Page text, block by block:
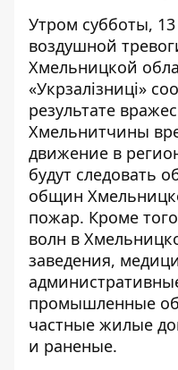
Утром субботы,
воздушной
Хмельницкой
«Укрзалізниці»
результате
Хмельнитчины
движение в
будут следовать
общин
пожар. Кроме
волн в
заведения,
промышленные
частные жилые
и раненые.